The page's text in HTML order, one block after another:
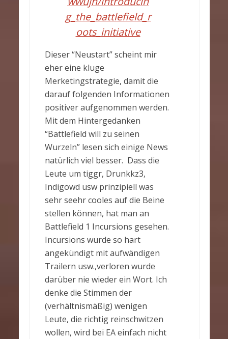
g_the_battlefield_r
oots_initiative
Dieser “Neustart” scheint mir
eher eine kluge
Merketingstrategie, damit die
darauf folgenden Informationen
positiver aufgenommen werden.
Mit dem Hintergedanken
“Battlefield will zu seinen
Wurzeln” lesen sich einige News
natürlich viel besser. Dass die
Leute um tiggr, Drunkkz3,
Indigowd usw prinzipiell was
sehr seehr cooles auf die Beine
stellen können, hat man an
Battlefield 1 Incursions gesehen.
Incursions wurde so hart
angekündigt mit aufwändigen
Trailern usw.,verloren wurde
darüber nie wieder ein Wort. Ich
denke die Stimmen der
(verhältnismäßig) wenigen
Leute, die richtig reinschwitzen
wollen, wird bei EA einfach nicht